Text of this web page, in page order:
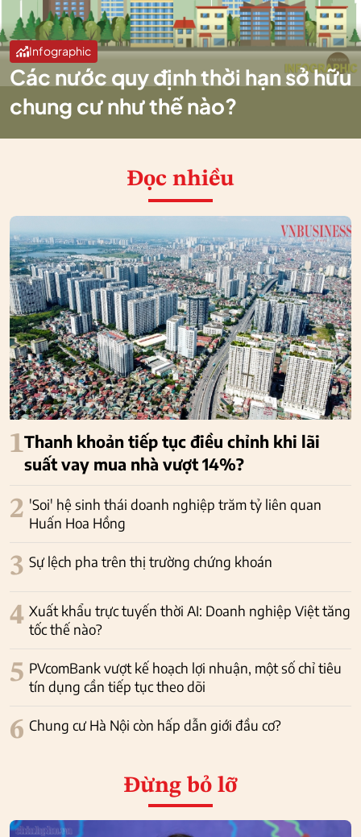
Infographic
Các nước quy định thời hạn sở hữu
chung cư như thế nào?
Đọc nhiều
1Thanh khoản tiếp tục điều chỉnh khi lãi
suất vay mua nhà vượt 14%?
2 'Soi' hệ sinh thái doanh nghiệp trăm tỷ liên quan
Huấn Hoa Hồng
3 Sự lệch pha trên thị trường chứng khoán
4 Xuất khẩu trực tuyến thời AI: Doanh nghiệp Việt tăng
tốc thế nào?
5 PVcomBank vượt kế hoạch lợi nhuận, một số chỉ tiêu
tín dụng cần tiếp tục theo dõi
6 Chung cư Hà Nội còn hấp dẫn giới đầu cơ?
Đừng bỏ lỡ